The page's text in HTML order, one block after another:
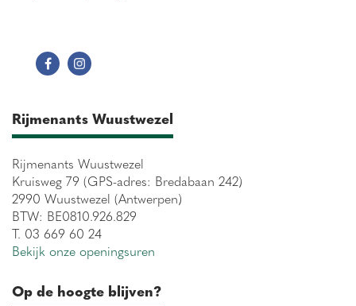
Rijmenants Wuustwezel
Rijmenants Wuustwezel
Kruisweg 79 (GPS-adres: Bredabaan 242)
2990 Wuustwezel (Antwerpen)
BTW: BE0810.926.829
T. 03 669 60 24
Bekijk onze openingsuren
Op de hoogte blijven?